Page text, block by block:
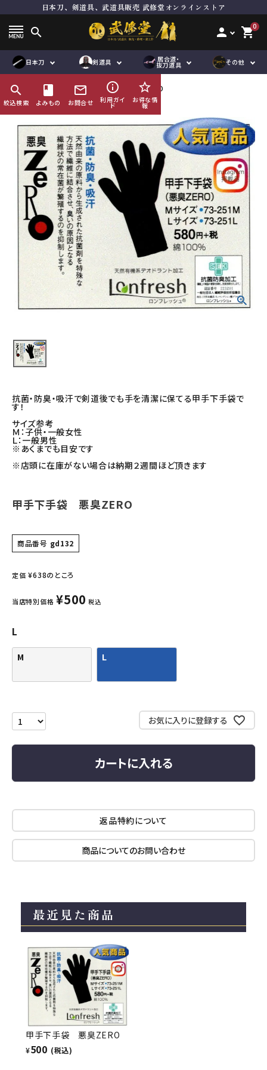
日本刀、剣道具、武道具販売 武修堂オンラインストア
search person 0
shopping_cart
日本刀
その他刀身
縁頭
その他金具
鮫鞘
剣道具
面単品
垂れ単品
鮫胴
竹刀用品
道着袴セット
竹刀袋
その他小物
居合道・
抜刀道具
居合刀（模擬刀）
居合道向き真剣
木刀
下緒
道着袴セット
道着単品
袴単品
帯
刀袋
その他小物
鮫鞘
その他
オリジナル商
品
ハンドメイド商
品
企画商品
search
絞込検索
book
よみもの
mail_outline
お問合せ
info_outline
利用ガイ
ド
star_border
お得な情
報
ACCOUNT MENU
ようこそ ゲスト 様
meeting_room ログイン person
コンテンツ
プライバシーポリシー
HOME 剣道具 甲手下手袋 悪臭ZERO
抗菌・防臭・吸汗で剣道後でも手を清潔に保てる甲手下手袋で
す！
サイズ参考
Ｍ：子供・一般女性
Ｌ：一般男性
※あくまでも目安です
※店頭に在庫がない場合は納期２週間ほど頂きます
甲手下手袋 悪臭ZERO
商品番号 gd132
定価 ¥638のところ
当店特別価格 ¥500 税込
L
M L
お気に入りに登録する
カートに入れる
返品特約について
商品についてのお問い合わせ
最近見た商品
甲手下手袋 悪臭ZERO
¥500 (税込)